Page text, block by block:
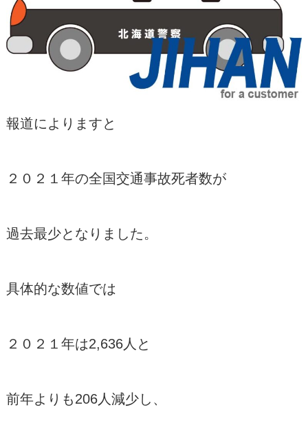
報道によりますと
２０２１年の全国交通事故死者数が
過去最少となりました。
具体的な数値では
２０２１年は2,636人と
前年よりも206人減少し、